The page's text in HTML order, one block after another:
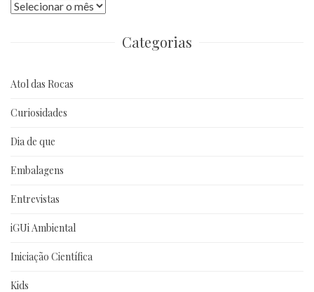
Publicações
Categorias
Atol das Rocas
Curiosidades
Dia de que
Embalagens
Entrevistas
iGUi Ambiental
Iniciação Científica
Kids